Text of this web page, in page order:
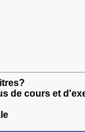
de cours et